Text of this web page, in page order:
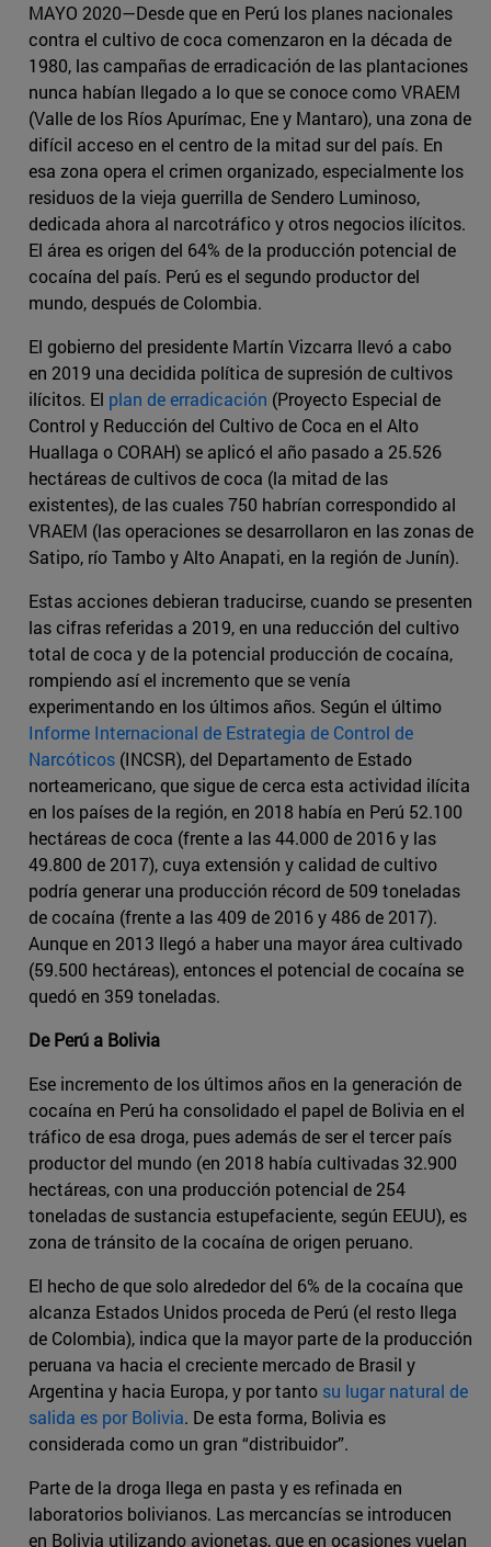
MAYO 2020—Desde que en Perú los planes nacionales
contra el cultivo de coca comenzaron en la década de
1980, las campañas de erradicación de las plantaciones
nunca habían llegado a lo que se conoce como VRAEM
(Valle de los Ríos Apurímac, Ene y Mantaro), una zona de
difícil acceso en el centro de la mitad sur del país. En
esa zona opera el crimen organizado, especialmente los
residuos de la vieja guerrilla de Sendero Luminoso,
dedicada ahora al narcotráfico y otros negocios ilícitos.
El área es origen del 64% de la producción potencial de
cocaína del país. Perú es el segundo productor del
mundo, después de Colombia.
El gobierno del presidente Martín Vizcarra llevó a cabo
en 2019 una decidida política de supresión de cultivos
ilícitos. El plan de erradicación (Proyecto Especial de
Control y Reducción del Cultivo de Coca en el Alto
Huallaga o CORAH) se aplicó el año pasado a 25.526
hectáreas de cultivos de coca (la mitad de las
existentes), de las cuales 750 habrían correspondido al
VRAEM (las operaciones se desarrollaron en las zonas de
Satipo, río Tambo y Alto Anapati, en la región de Junín).
Estas acciones debieran traducirse, cuando se presenten
las cifras referidas a 2019, en una reducción del cultivo
total de coca y de la potencial producción de cocaína,
rompiendo así el incremento que se venía
experimentando en los últimos años. Según el último
Informe Internacional de Estrategia de Control de
Narcóticos (INCSR), del Departamento de Estado
norteamericano, que sigue de cerca esta actividad ilícita
en los países de la región, en 2018 había en Perú 52.100
hectáreas de coca (frente a las 44.000 de 2016 y las
49.800 de 2017), cuya extensión y calidad de cultivo
podría generar una producción récord de 509 toneladas
de cocaína (frente a las 409 de 2016 y 486 de 2017).
Aunque en 2013 llegó a haber una mayor área cultivado
(59.500 hectáreas), entonces el potencial de cocaína se
quedó en 359 toneladas.
De Perú a Bolivia
Ese incremento de los últimos años en la generación de
cocaína en Perú ha consolidado el papel de Bolivia en el
tráfico de esa droga, pues además de ser el tercer país
productor del mundo (en 2018 había cultivadas 32.900
hectáreas, con una producción potencial de 254
toneladas de sustancia estupefaciente, según EEUU), es
zona de tránsito de la cocaína de origen peruano.
El hecho de que solo alrededor del 6% de la cocaína que
alcanza Estados Unidos proceda de Perú (el resto llega
de Colombia), indica que la mayor parte de la producción
peruana va hacia el creciente mercado de Brasil y
Argentina y hacia Europa, y por tanto su lugar natural de
salida es por Bolivia. De esta forma, Bolivia es
considerada como un gran “distribuidor”.
Parte de la droga llega en pasta y es refinada en
laboratorios bolivianos. Las mercancías se introducen
en Bolivia utilizando avionetas, que en ocasiones vuelan